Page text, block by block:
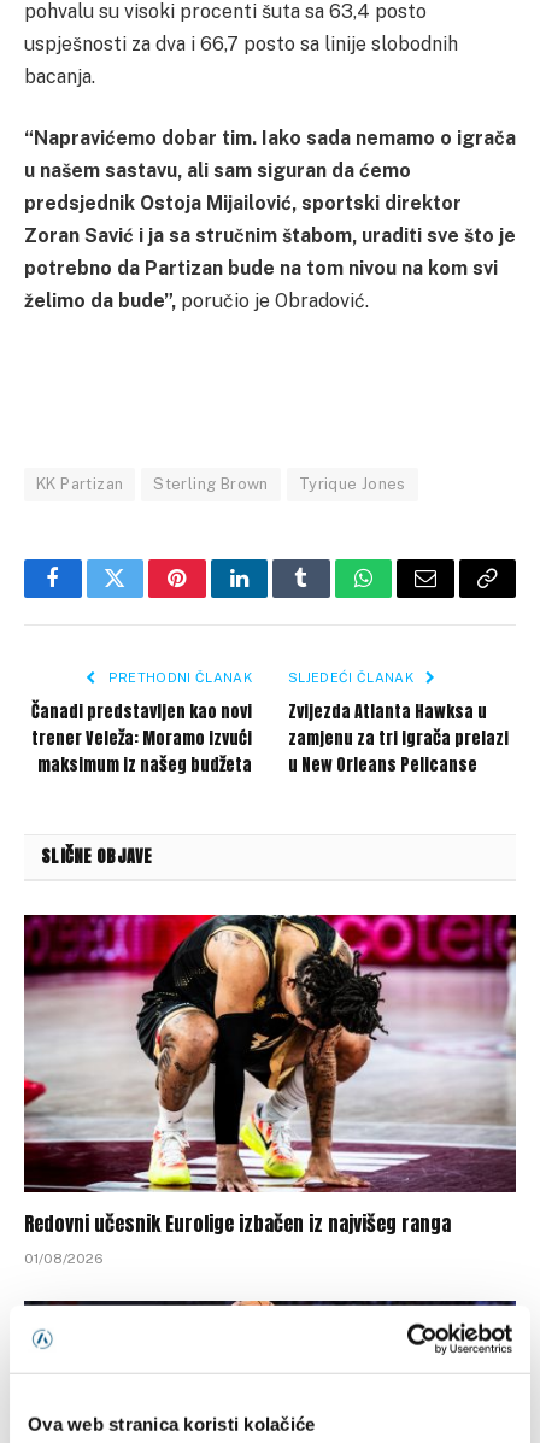
Ova web stranica koristi kolačiće
pohvalu su visoki procenti šuta sa 63,4 posto
uspješnosti za dva i 66,7 posto sa linije slobodnih
bacanja.
“Napravićemo dobar tim. Iako sada nemamo o igrača
u našem sastavu, ali sam siguran da ćemo
predsjednik Ostoja Mijailović, sportski direktor
Zoran Savić i ja sa stručnim štabom, uraditi sve što je
potrebno da Partizan bude na tom nivou na kom svi
želimo da bude”, poručio je Obradović.
KK Partizan Sterling Brown Tyrique Jones
FacebookTwitterPinterestLinkedInTumblrWhatsApp
Email Copy
PRETHODNI ČLANAK
Čanadi predstavljen kao novi
trener Veleža: Moramo izvući
maksimum iz našeg budžeta
SLJEDEĆI ČLANAK
Zvijezda Atlanta Hawksa u
zamjenu za tri igrača prelazi
u New Orleans Pelicanse
SLIČNE OBJAVE
Redovni učesnik Eurolige izbačen iz najvišeg ranga
01/08/2026